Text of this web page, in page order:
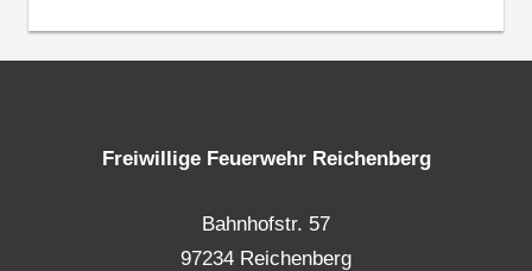
Freiwillige Feuerwehr Reichenberg
Bahnhofstr. 57
97234 Reichenberg